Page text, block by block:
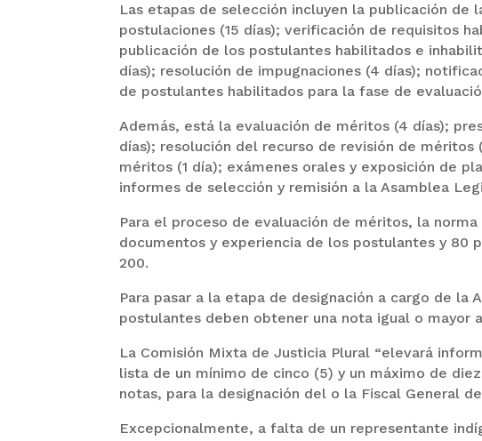
Las etapas de selección incluyen la publicación de
postulaciones (15 días); verificación de requisitos
publicación de los postulantes habilitados e
días); resolución de impugnaciones (4 días);
de postulantes habilitados para la fase de
Además, está la evaluación de méritos (4 días);
días); resolución del recurso de revisión de
méritos (1 día); exámenes orales y exposición de
informes de selección y remisión a la Asamblea
Para el proceso de evaluación de méritos, la
documentos y experiencia de los postulantes y 80
200.
Para pasar a la etapa de designación a cargo de la
postulantes deben obtener una nota igual o mayor
La Comisión Mixta de Justicia Plural “elevará
lista de un mínimo de cinco (5) y un máximo de
notas, para la designación del o la Fiscal General
Excepcionalmente, a falta de un representante